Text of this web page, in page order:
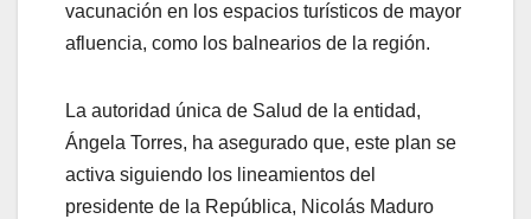
vacunación en los espacios turísticos de mayor
afluencia, como los balnearios de la región.
La autoridad única de Salud de la entidad,
Ángela Torres, ha asegurado que, este plan se
activa siguiendo los lineamientos del
presidente de la República, Nicolás Maduro